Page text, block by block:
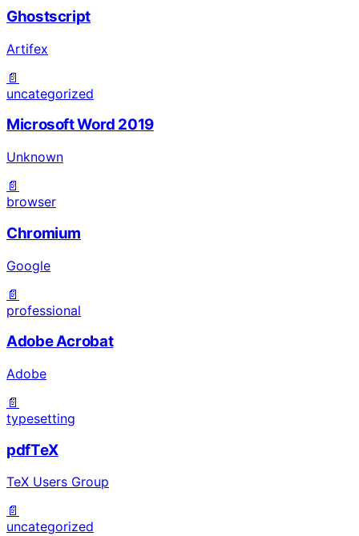
Ghostscript
Artifex
📄
uncategorized
Microsoft Word 2019
Unknown
📄
browser
Chromium
Google
📄
professional
Adobe Acrobat
Adobe
📄
typesetting
pdfTeX
TeX Users Group
📄
uncategorized